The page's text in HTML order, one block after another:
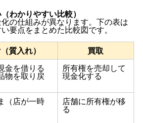
わかりやすい比較）
の仕組みが異なります。下の表は
要点をまとめた比較図です。
質入れ）
買取
金を借りる
物を取り戻
所有権を売却して
現金化する
（店が一時 店舗に所有権が移
る